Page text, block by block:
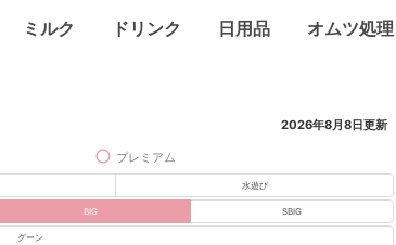
ミルク ドリンク 日用品 オムツ処理
2026年8月8日更新
プレミアム
水遊び
BIG SBIG
グーン